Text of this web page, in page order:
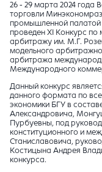
26 - 29 марта 2024 года
торговли
промышленной
проведен ХI Конкурс
арбитражу им. М.Г.
модельного
арбитража
Международного
Данный конкурс
данного формата по
экономики БГУ в
Александровича,
Пурбуевны, под
конституционного и
Станиславовича,
Костицына Андрея
конкурса.